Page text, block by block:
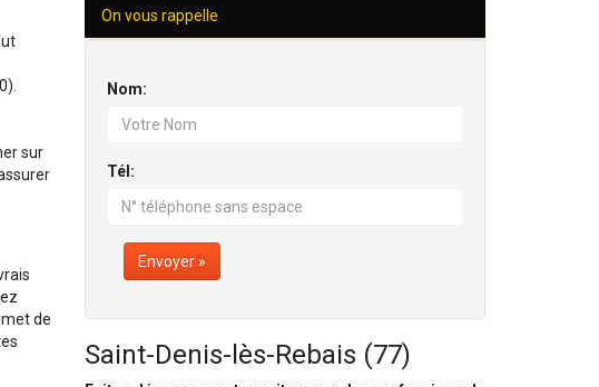
sur
de
On vous rappelle
Nom:
Tél:
Envoyer »
Saint-Denis-lès-Rebais (77)